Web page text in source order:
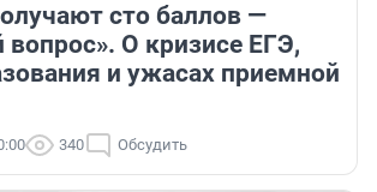
сто баллов —
вопрос». О кризисе ЕГЭ,
и ужасах приемной
340 Обсудить